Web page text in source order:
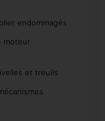
endommagés
moteur
et treuils